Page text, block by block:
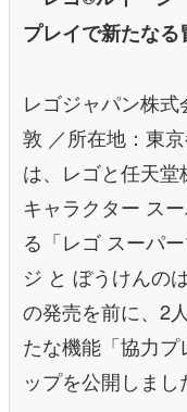
プレイで新たなる
レゴジャパン株
敦 ／所在地：東
は、レゴと任天
キャラクター ス
る「レゴ スーパ
ジ と ぼうけんの
の発売を前に、2
たな機能「協力
ップを公開しまし